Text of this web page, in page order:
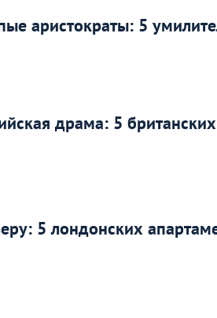
аристократы: 5
драма: 5
5 лондонских